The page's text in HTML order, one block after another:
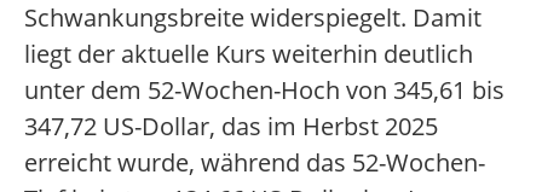
Schwankungsbreite widerspiegelt. Damit
liegt der aktuelle Kurs weiterhin deutlich
unter dem 52-Wochen-Hoch von 345,61 bis
347,72 US-Dollar, das im Herbst 2025
erreicht wurde, während das 52-Wochen-